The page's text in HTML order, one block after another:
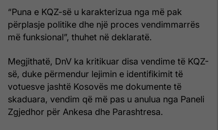
“Puna e KQZ-së u karakterizua nga më pak
përplasje politike dhe një proces vendimmarrës
më funksional”, thuhet në deklaratë.
Megjithatë, DnV ka kritikuar disa vendime të KQZ-
së, duke përmendur lejimin e identifikimit të
votuesve jashtë Kosovës me dokumente të
skaduara, vendim që më pas u anulua nga Paneli
Zgjedhor për Ankesa dhe Parashtresa.